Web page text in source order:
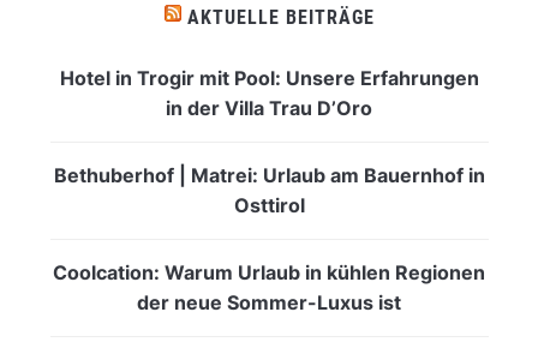
AKTUELLE BEITRÄGE
Hotel in Trogir mit Pool: Unsere Erfahrungen
in der Villa Trau D’Oro
Bethuberhof | Matrei: Urlaub am Bauernhof in
Osttirol
Coolcation: Warum Urlaub in kühlen Regionen
der neue Sommer-Luxus ist